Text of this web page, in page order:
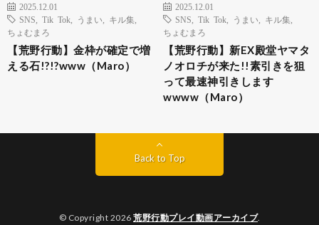
2025.12.01
SNS
Tik Tok うまい キル集
ちょむまろ
【荒野行動】金枠が確定で増
える石!?!?www（Maro）
2025.12.01
SNS
Tik Tok うまい キル集
ちょむまろ
【荒野行動】新EX殿堂ヤマタ
ノオロチが来た!!素引きを狙
って最速神引きします
wwww（Maro）
Back to Top
© Copyright 2026 荒野行動プレイ動画アーカイブ.